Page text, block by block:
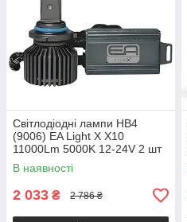
Світлодіодні лампи HB4
(9006) EA Light X X10
11000Lm 5000K 12-24V 2 шт
В наявності
2 033 ₴ 2 786 ₴